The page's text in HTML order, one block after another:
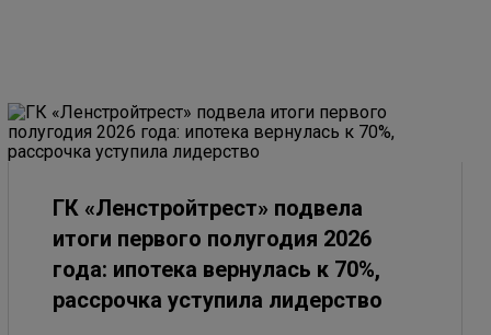
ГК «Ленстройтрест» подвела
итоги первого полугодия 2026
года: ипотека вернулась к 70%,
рассрочка уступила лидерство